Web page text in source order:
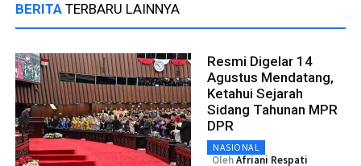
BERITA TERBARU LAINNYA
Resmi Digelar 14
Agustus Mendatang,
Ketahui Sejarah
Sidang Tahunan MPR
DPR
NASIONAL
OlehAfriani Respati